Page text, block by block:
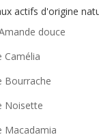
actifs d'origine
douce
Camélia
Bourrache
Noisette
Macadamia